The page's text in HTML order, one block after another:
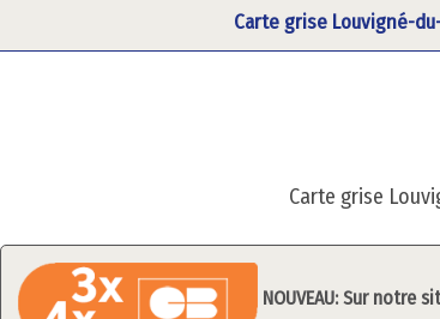
Carte grise Louvigné-
Carte grise
NOUVEAU: Sur notre